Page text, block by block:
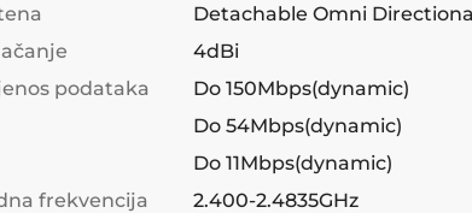
Detachable Omni
4dBi
podataka
Do 150Mbps(dynamic)
Do 54Mbps(dynamic)
Do 11Mbps(dynamic)
frekvencija
2.400-2.4835GHz